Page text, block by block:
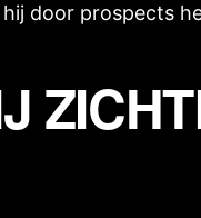
door prospects